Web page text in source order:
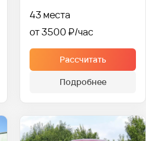
43 места
от 3500 ₽
Рассчитать
Подробнее